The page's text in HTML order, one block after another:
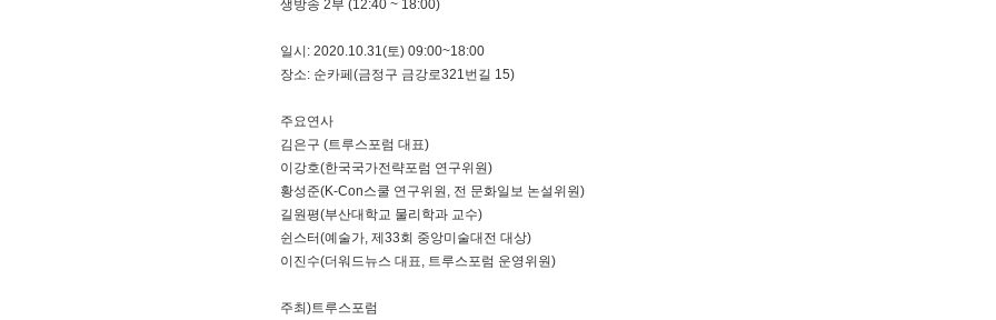
생방송 2부 (12:40​ ~ 18:00​)
일시: 2020.10.31(토) 09:00​~18:00​
장소: 순카페(금정구 금강로321번길 15)
주요연사
김은구 (트루스포럼 대표)
이강호(한국국가전략포럼 연구위원)
황성준(K-Con스쿨 연구위원, 전 문화일보 논설위원)
길원평(부산대학교 물리학과 교수)
쉰스터(예술가, 제33회 중앙미술대전 대상)
이진수(더워드뉴스 대표, 트루스포럼 운영위원)
주최)트루스포럼